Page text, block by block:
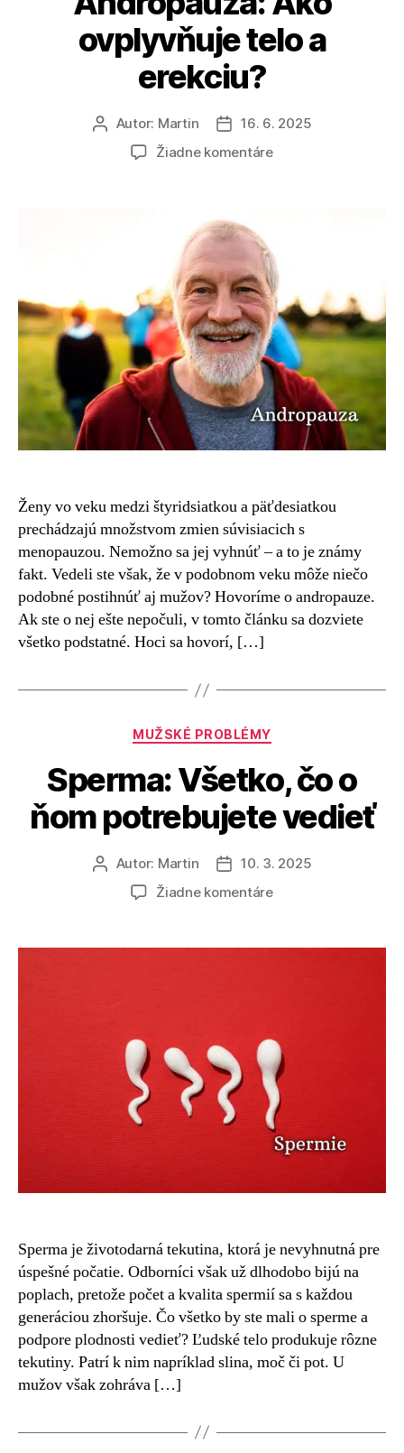
ovplyvňuje telo a
erekciu?
Autor
článku
Autor: Martin
Dátum
článku
16. 6. 2025
Žiadne komentárena
a
erekciu?
Ženy vo veku medzi štyridsiatkou a päťdesiatkou
prechádzajú množstvom zmien súvisiacich s
menopauzou. Nemožno sa jej vyhnúť – a to je známy
fakt. Vedeli ste však, že v podobnom veku môže niečo
podobné postihnúť aj mužov? Hovoríme o andropauze.
Ak ste o nej ešte nepočuli, v tomto článku sa dozviete
všetko podstatné. Hoci sa hovorí, […]
Kategórie
MUŽSKÉ PROBLÉMY
Sperma: Všetko, čo o
ňom potrebujete vedieť
Autor
článku
Autor: Martin
Dátum
článku
10. 3. 2025
Žiadne komentárena
čo
Sperma je životodarná tekutina, ktorá je nevyhnutná pre
úspešné počatie. Odborníci však už dlhodobo bijú na
poplach, pretože počet a kvalita spermií sa s každou
generáciou zhoršuje. Čo všetko by ste mali o sperme a
podpore plodnosti vedieť? Ľudské telo produkuje rôzne
tekutiny. Patrí k nim napríklad slina, moč či pot. U
mužov však zohráva […]